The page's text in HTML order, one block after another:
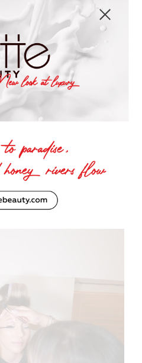
друзья,
иностранные гости.
шейх,
консультирует по